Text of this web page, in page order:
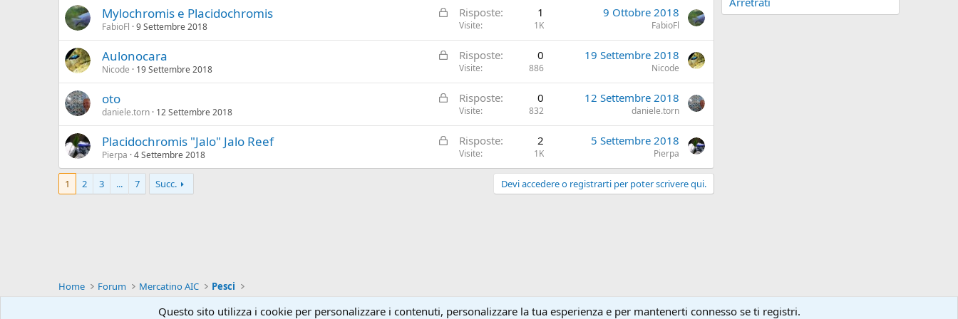
tc
a
t
B
o
c
a
t
Mylochromis e Placidochromis
FabioFl 9 Settembre 2018
Risposte 1
Visite 1K
9 Ottobre 2018
FabioFl
B
o
c
a
t
Aulonocara
Nicode 19 Settembre 2018
Risposte 0
Visite 886
19 Settembre 2018
Nicode
B
o
c
a
oto
daniele.torn 12 Settembre 2018
Risposte 0
Visite 832
12 Settembre 2018
daniele.torn
B
o
Placidochromis "Jalo" Jalo Reef
Pierpa 4 Settembre 2018
Risposte 2
Visite 1K
5 Settembre 2018
Pierpa
1 2 3 ... 7 Succ. Devi accedere o registrarti per poter scrivere qui.
Home Forum Mercatino AIC Pesci
Questo sito utilizza i cookie per personalizzare i contenuti, personalizzare la tua esperienza e per mantenerti connesso se ti registri.